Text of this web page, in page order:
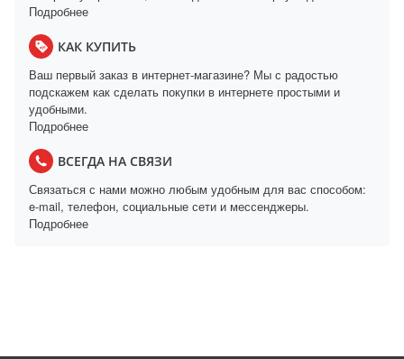
Подробнее
КАК КУПИТЬ
Ваш первый заказ в интернет-магазине? Мы с радостью
подскажем как сделать покупки в интернете простыми и
удобными.
Подробнее
ВСЕГДА НА СВЯЗИ
Связаться с нами можно любым удобным для вас способом:
e-mail, телефон, социальные сети и мессенджеры.
Подробнее